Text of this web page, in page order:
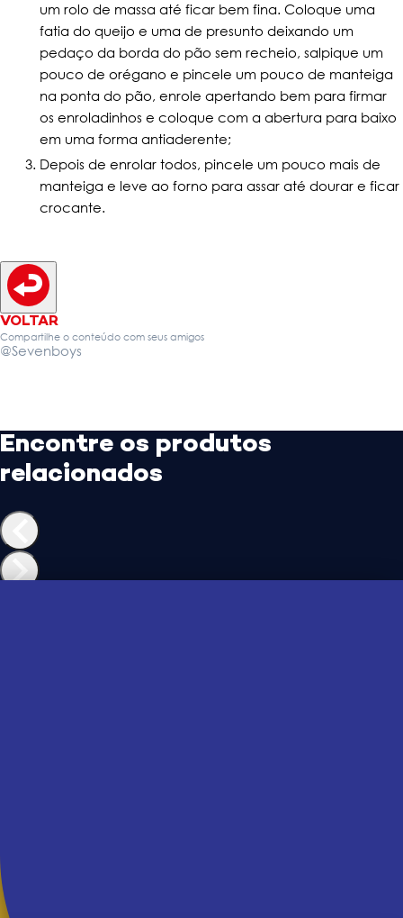
um rolo de massa até ficar bem fina. Coloque uma
fatia do queijo e uma de presunto deixando um
pedaço da borda do pão sem recheio, salpique um
pouco de orégano e pincele um pouco de manteiga
na ponta do pão, enrole apertando bem para firmar
os enroladinhos e coloque com a abertura para baixo
em uma forma antiaderente;
Depois de enrolar todos, pincele um pouco mais de
manteiga e leve ao forno para assar até dourar e ficar
crocante.
VOLTAR
Compartilhe o conteúdo com seus amigos
@Sevenboys
Encontre os produtos
relacionados